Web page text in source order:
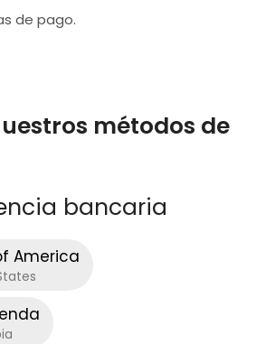
de pago.
métodos de
bancaria
America